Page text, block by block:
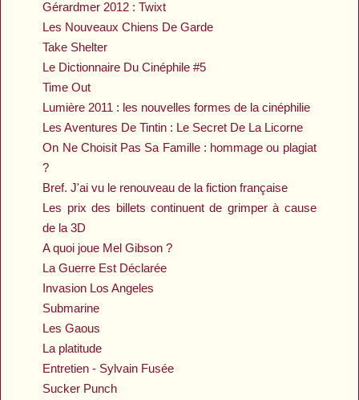
Gérardmer 2012 : Twixt
Les Nouveaux Chiens De Garde
Take Shelter
Le Dictionnaire Du Cinéphile #5
Time Out
Lumière 2011 : les nouvelles formes de la cinéphilie
Les Aventures De Tintin : Le Secret De La Licorne
On Ne Choisit Pas Sa Famille : hommage ou plagiat
?
Bref. J'ai vu le renouveau de la fiction française
Les prix des billets continuent de grimper à cause
de la 3D
A quoi joue Mel Gibson ?
La Guerre Est Déclarée
Invasion Los Angeles
Submarine
Les Gaous
La platitude
Entretien - Sylvain Fusée
Sucker Punch